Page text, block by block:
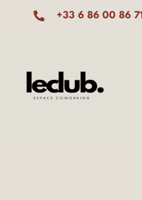
+33 6 86 00 86 71